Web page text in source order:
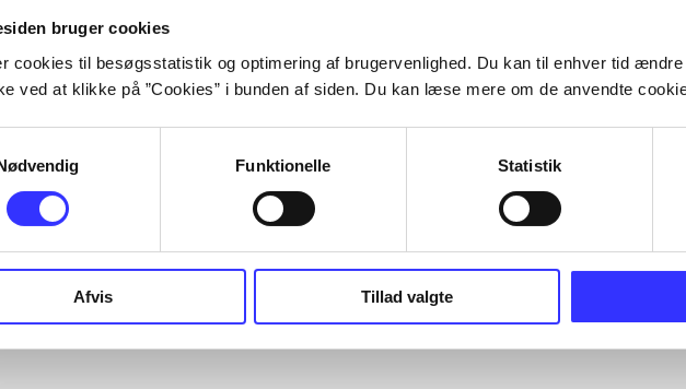
bruger cookies
cookies til besøgsstatistik og optimering af brugervenlighed. Du kan til enhver tid
ved at klikke på ”Cookies” i bunden af siden. Du kan læse mere om de anvendte
Funktionelle Statistik
Afvis Tillad valgte